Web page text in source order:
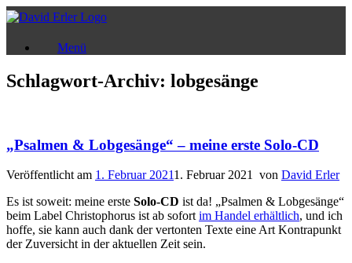
Zum
Inhalt
Menü
Schlagwort-Archiv: lobgesänge
„Psalmen & Lobgesänge“ – meine erste Solo-CD
Veröffentlicht am 1. Februar 20211. Februar 2021 von David Erler
Es ist soweit: meine erste Solo-CD ist da! „Psalmen & Lobgesänge“
beim Label Christophorus ist ab sofort im Handel erhältlich, und ich
hoffe, sie kann auch dank der vertonten Texte eine Art Kontrapunkt
der Zuversicht in der aktuellen Zeit sein.